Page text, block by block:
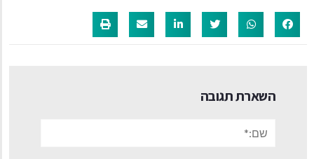
השארת תגובה